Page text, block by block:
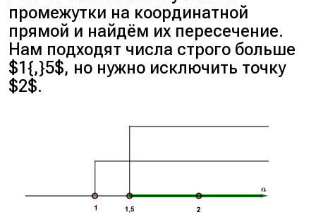
промежутки на координатной
прямой и найдём их пересечение.
Нам подходят числа строго больше
$1{,}5$, но нужно исключить точку
$2$.